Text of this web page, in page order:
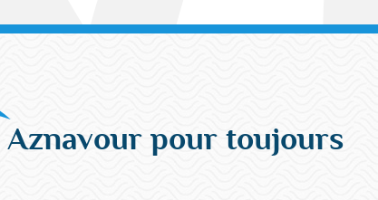
Aznavour pour toujours